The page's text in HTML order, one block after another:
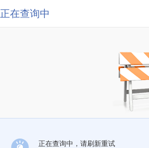
正在查询中
正在查询中，请刷新重试